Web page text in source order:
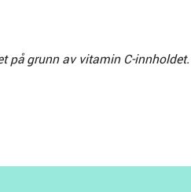
på grunn av vitamin C-innholdet.